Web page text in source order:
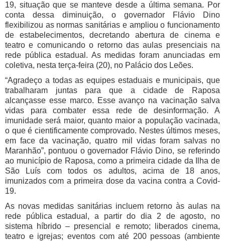
19, situação que se manteve desde a última semana. Por
conta dessa diminuição, o governador Flávio Dino
flexibilizou as normas sanitárias e ampliou o funcionamento
de estabelecimentos, decretando abertura de cinema e
teatro e comunicando o retorno das aulas presenciais na
rede pública estadual. As medidas foram anunciadas em
coletiva, nesta terça-feira (20), no Palácio dos Leões.
“Agradeço a todas as equipes estaduais e municipais, que
trabalharam juntas para que a cidade de Raposa
alcançasse esse marco. Esse avanço na vacinação salva
vidas para combater essa rede de desinformação. A
imunidade será maior, quanto maior a população vacinada,
o que é cientificamente comprovado. Nestes últimos meses,
em face da vacinação, quatro mil vidas foram salvas no
Maranhão”, pontuou o governador Flávio Dino, se referindo
ao município de Raposa, como a primeira cidade da Ilha de
São Luís com todos os adultos, acima de 18 anos,
imunizados com a primeira dose da vacina contra a Covid-
19.
As novas medidas sanitárias incluem retorno às aulas na
rede pública estadual, a partir do dia 2 de agosto, no
sistema híbrido – presencial e remoto; liberados cinema,
teatro e igrejas; eventos com até 200 pessoas (ambiente